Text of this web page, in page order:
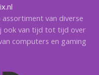
van diverse
ook van tijd tot tijd over
computers en gaming